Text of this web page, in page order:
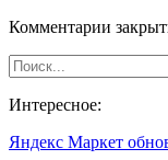
Комментарии
Интересное:
Яндекс Маркет